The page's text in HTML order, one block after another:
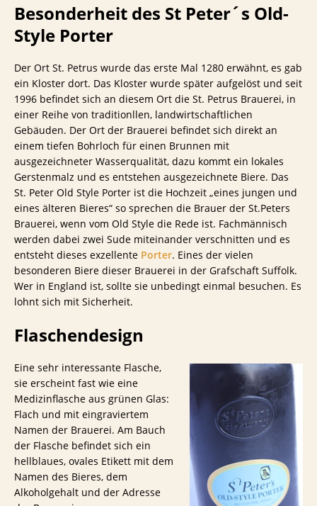
Besonderheit des St Peter´s Old-
Style Porter
Der Ort St. Petrus wurde das erste Mal 1280 erwähnt, es gab
ein Kloster dort. Das Kloster wurde später aufgelöst und seit
1996 befindet sich an diesem Ort die St. Petrus Brauerei, in
einer Reihe von traditionllen, landwirtschaftlichen
Gebäuden. Der Ort der Brauerei befindet sich direkt an
einem tiefen Bohrloch für einen Brunnen mit
ausgezeichneter Wasserqualität, dazu kommt ein lokales
Gerstenmalz und es entstehen ausgezeichnete Biere. Das
St. Peter Old Style Porter ist die Hochzeit „eines jungen und
eines älteren Bieres“ so sprechen die Brauer der St.Peters
Brauerei, wenn vom Old Style die Rede ist. Fachmännisch
werden dabei zwei Sude miteinander verschnitten und es
entsteht dieses exzellente Porter. Eines der vielen
besonderen Biere dieser Brauerei in der Grafschaft Suffolk.
Wer in England ist, sollte sie unbedingt einmal besuchen. Es
lohnt sich mit Sicherheit.
Flaschendesign
Eine sehr interessante Flasche,
sie erscheint fast wie eine
Medizinflasche aus grünen Glas:
Flach und mit eingraviertem
Namen der Brauerei. Am Bauch
der Flasche befindet sich ein
hellblaues, ovales Etikett mit dem
Namen des Bieres, dem
Alkoholgehalt und der Adresse